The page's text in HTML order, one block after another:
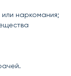
или наркомания;